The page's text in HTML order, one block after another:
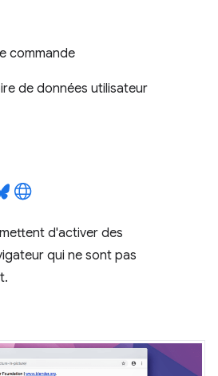
commande
de données utilisateur
d'activer des
qui ne sont pas